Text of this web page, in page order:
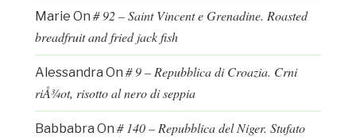
Marie On # 92 – Saint Vincent e Grenadine. Roasted
breadfruit and fried jack fish
Alessandra On # 9 – Repubblica di Croazia. Crni
riÅ¾ot, risotto al nero di seppia
Babbabra On # 140 – Repubblica del Niger. Stufato